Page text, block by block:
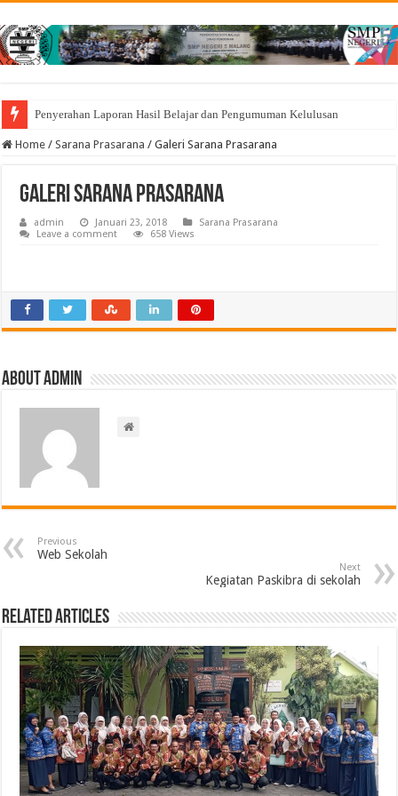
Penyerahan Laporan Hasil Belajar dan Pengumuman Kelulusan
Home / Sarana Prasarana / Galeri Sarana Prasarana
Galeri Sarana Prasarana
admin Januari 23, 2018
Sarana Prasarana
Leave a comment
658 Views
About admin
Previous
Web Sekolah
Next
Kegiatan Paskibra di sekolah
Related Articles